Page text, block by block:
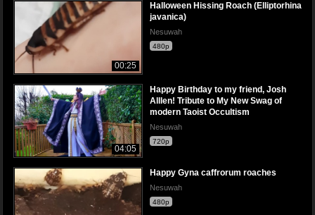
00:25
Halloween Hissing Roach (Elliptorhina
javanica)
Nesuwah
480p
04:05
Happy Birthday to my friend, Josh
Alllen! Tribute to My New Swag of
modern Taoist Occultism
Nesuwah
720p
Happy Gyna caffrorum roaches
Nesuwah
480p